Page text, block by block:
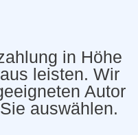
in Höhe
leisten. Wir
Autor
auswählen.